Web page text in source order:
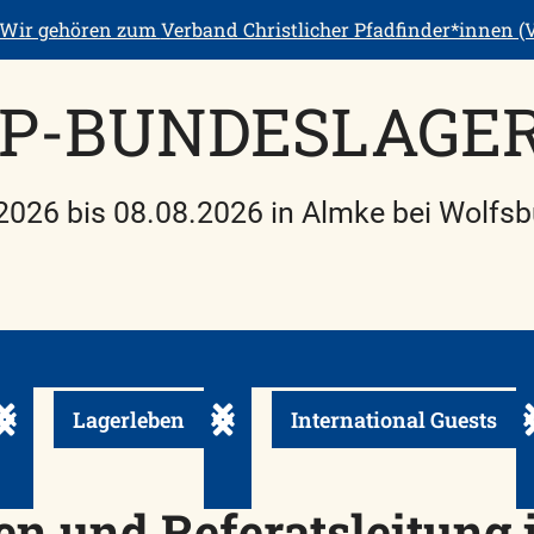
Wir gehören zum Verband Christlicher Pfadfinder*innen
bis 08.08.2026 in Almke bei
ein-/ausklappen
Lagerleben Untermenü ein-/ausklappen
International Guests